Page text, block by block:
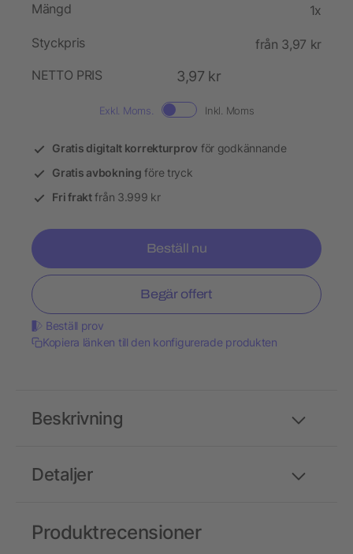
Mängd 1x
Styckpris
från 3,97 kr
NETTO PRIS
3,97 kr
Exkl. Moms. Inkl. Moms
Gratis digitalt korrekturprov för godkännande
Gratis avbokning före tryck
Fri fraktfrån 3.999 kr
Beställ nu
Begär offert
Beställ prov
Kopiera länken till den konfigurerade produkten
Detaljer
Beskrivning
Produktrecensioner